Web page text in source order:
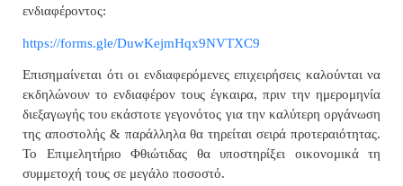
ενδιαφέροντος:
https://forms.gle/DuwKejmHqx9NVTXC9
Επισημαίνεται ότι οι ενδιαφερόμενες επιχειρήσεις καλούνται να
εκδηλώνουν το ενδιαφέρον τους έγκαιρα, πριν την ημερομηνία
διεξαγωγής του εκάστοτε γεγονότος για την καλύτερη οργάνωση
της αποστολής & παράλληλα θα τηρείται σειρά προτεραιότητας.
Το Επιμελητήριο Φθιώτιδας θα υποστηρίξει οικονομικά τη
συμμετοχή τους σε μεγάλο ποσοστό.